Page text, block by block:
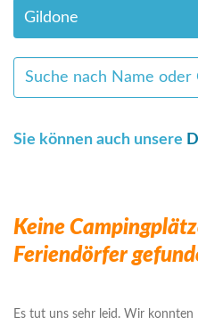
Gildone
Sie können auch unsere
Keine
Feriendörfer
Es tut uns sehr leid. Wir konnten